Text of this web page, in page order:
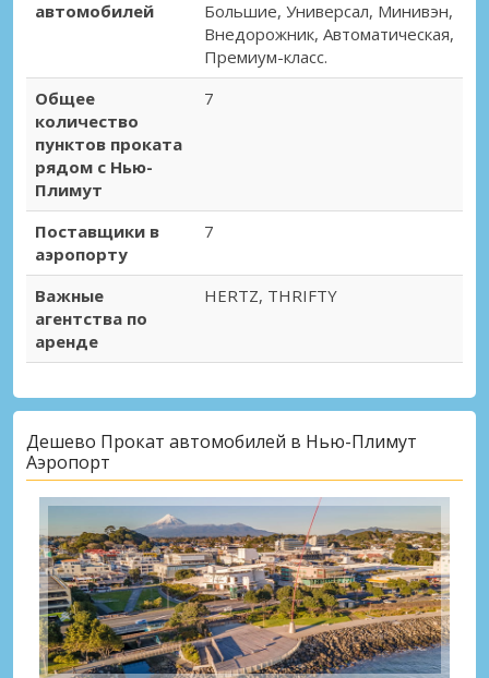
автомобилей
Большие, Универсал, Минивэн,
Внедорожник, Автоматическая,
Премиум-класс.
Общее
количество
пунктов проката
рядом с Нью-
Плимут
7
Поставщики в
аэропорту
7
Важные
агентства по
аренде
HERTZ, THRIFTY
Дешево Прокат автомобилей в Нью-Плимут
Аэропорт